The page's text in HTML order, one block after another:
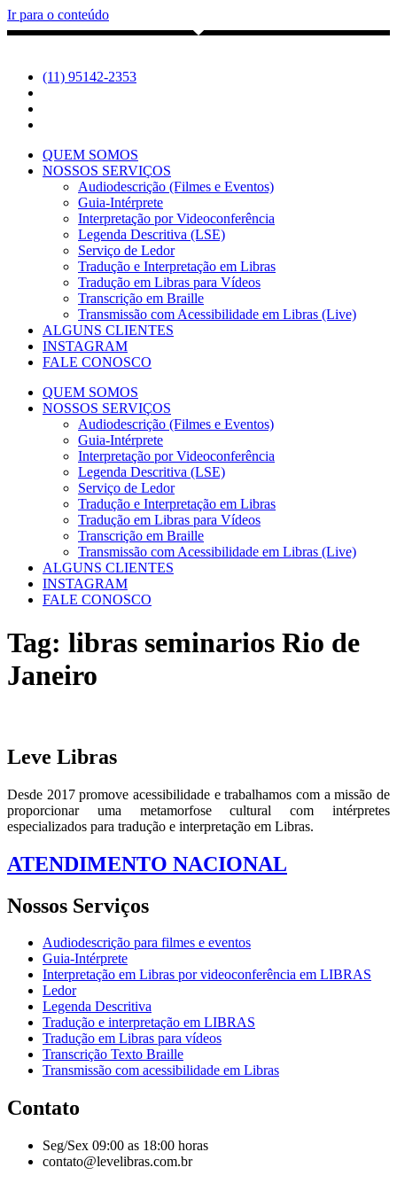
Ir para o conteúdo
(11) 95142-2353
QUEM SOMOS
NOSSOS SERVIÇOS
Audiodescrição (Filmes e Eventos)
Guia-Intérprete
Interpretação por Videoconferência
Legenda Descritiva (LSE)
Serviço de Ledor
Tradução e Interpretação em Libras
Tradução em Libras para Vídeos
Transcrição em Braille
Transmissão com Acessibilidade em Libras (Live)
ALGUNS CLIENTES
INSTAGRAM
FALE CONOSCO
QUEM SOMOS
NOSSOS SERVIÇOS
Audiodescrição (Filmes e Eventos)
Guia-Intérprete
Interpretação por Videoconferência
Legenda Descritiva (LSE)
Serviço de Ledor
Tradução e Interpretação em Libras
Tradução em Libras para Vídeos
Transcrição em Braille
Transmissão com Acessibilidade em Libras (Live)
ALGUNS CLIENTES
INSTAGRAM
FALE CONOSCO
Tag: libras seminarios Rio de
Janeiro
Leve Libras
Desde 2017 promove acessibilidade e trabalhamos com a missão de
proporcionar uma metamorfose cultural com intérpretes
especializados para tradução e interpretação em Libras.
ATENDIMENTO NACIONAL
Nossos Serviços
Audiodescrição para filmes e eventos
Guia-Intérprete
Interpretação em Libras por videoconferência em LIBRAS
Ledor
Legenda Descritiva
Tradução e interpretação em LIBRAS
Tradução em Libras para vídeos
Transcrição Texto Braille
Transmissão com acessibilidade em Libras
Contato
Seg/Sex 09:00 as 18:00 horas
contato@levelibras.com.br